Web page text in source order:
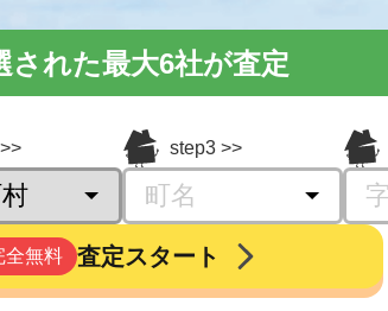
された最大6社が査定
step3
全無料 査定スタート